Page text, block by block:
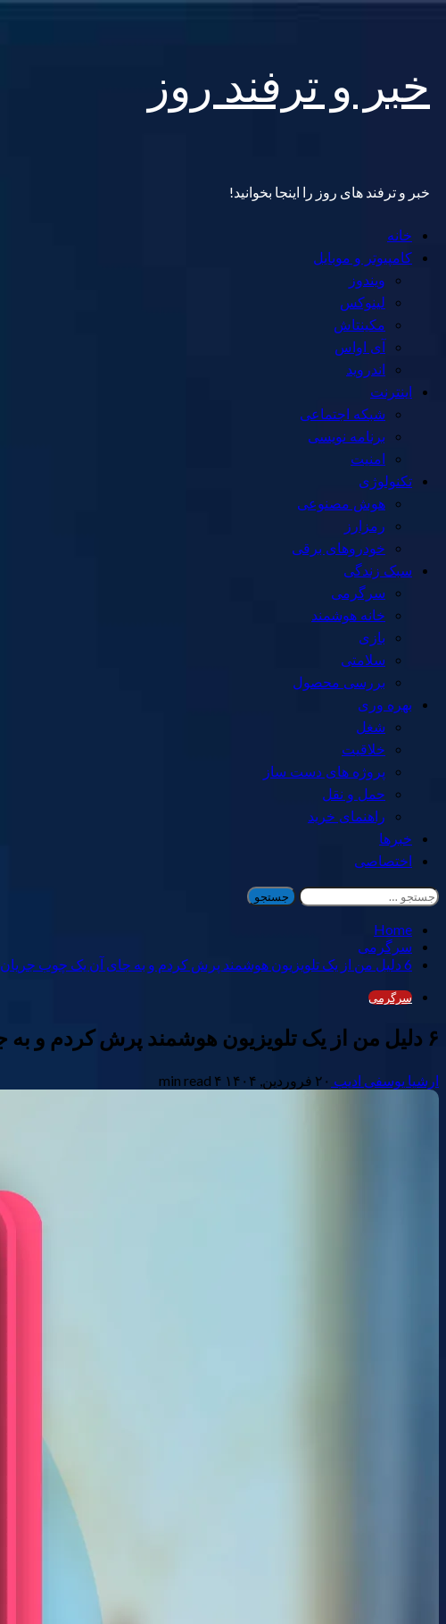
content
خبر و ترفند روز
خبر و ترفند های روز را اینجا بخوانید!
Primary
Menu
خانه
کامپیوتر و موبایل
ویندوز
لینوکس
مکینتاش
آی اواس
اندروید
اینترنت
شبکه اجتماعی
برنامه نویسی
امنیت
تکنولوژی
هوش مصنوعی
رمزارز
خودروهای برقی
سبک زندگی
سرگرمی
خانه هوشمند
بازی
سلامتی
بررسی محصول
بهره وری
شغل
خلاقیت
پروژه های دست ساز
حمل و نقل
راهنمای خرید
خبرها
اختصاصی
جستجو
برای:
Home
سرگرمی
6 دلیل من از یک تلویزیون هوشمند پرش کردم و به جای آن یک چوب جریان را خریداری کردم
سرگرمی
۶ دلیل من از یک تلویزیون هوشمند پرش کردم و به جای آن یک چوب جریان را خریداری کردم
ارشیا یوسفی ادیب ۲۰ فروردین, ۱۴۰۴ ۴ min read